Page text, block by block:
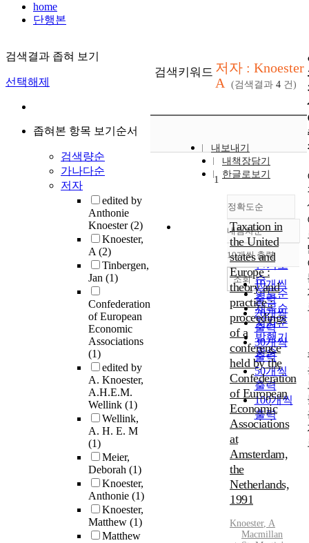
home
단행본
검색결과 좁혀 보기
선택해제
좁혀본 항목 보기순서
검색량순
가나다순
저자
edited by
Anthonie
Knoester(2)
Knoester,
A(2)
Tinbergen,
Jan (1)
Confederation
of European
Economic
Associations
(1)
edited by
A. Knoester,
A.H.E.M.
Wellink (1)
Wellink,
A. H. E. M
(1)
Meier,
Deborah (1)
Knoester,
Anthonie (1)
Knoester,
Matthew (1)
Matthew
검색키워드 저자 : Knoester
A (검색결과 4 건)
내보내기
내책장담기
한글로보기
정확도순
정확도
순
인기도
순
연도순
제목순
저자순
발행기
관순
내림차순
내림차순
10개씩 출력
10개씩
출력
20개씩
출력
30개씩
출력
50개씩
출력
100개씩
출력
조회
1
Taxation in
the United
states and
Europe :
theory and
practice :
proceedings
of a
conference
held by the
Confederation
of European
Economic
Associations
at
Amsterdam,
the
Netherlands,
1991
Knoester, A
Macmillan